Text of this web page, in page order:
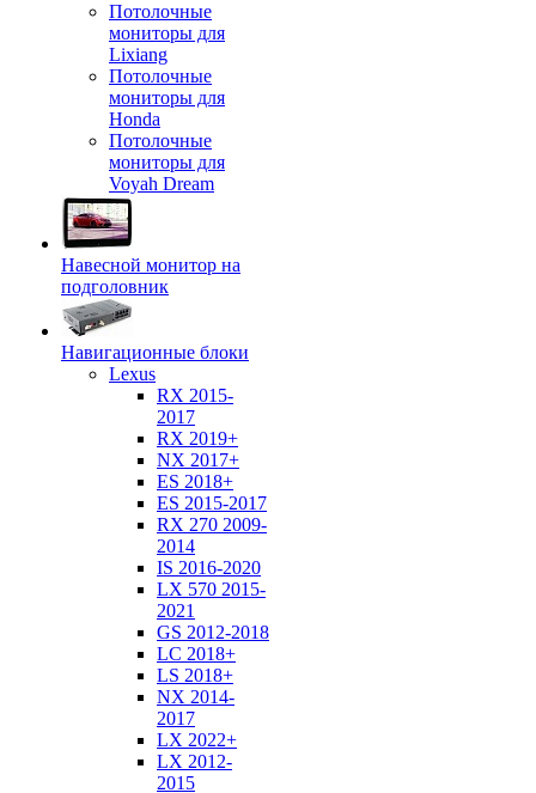
Потолочные
мониторы для
Lixiang
Потолочные
мониторы для
Honda
Потолочные
мониторы для
Voyah Dream
Навесной монитор на
подголовник
Навигационные блоки
Lexus
RX 2015-
2017
RX 2019+
NX 2017+
ES 2018+
ES 2015-2017
RX 270 2009-
2014
IS 2016-2020
LX 570 2015-
2021
GS 2012-2018
LC 2018+
LS 2018+
NX 2014-
2017
LX 2022+
LX 2012-
2015